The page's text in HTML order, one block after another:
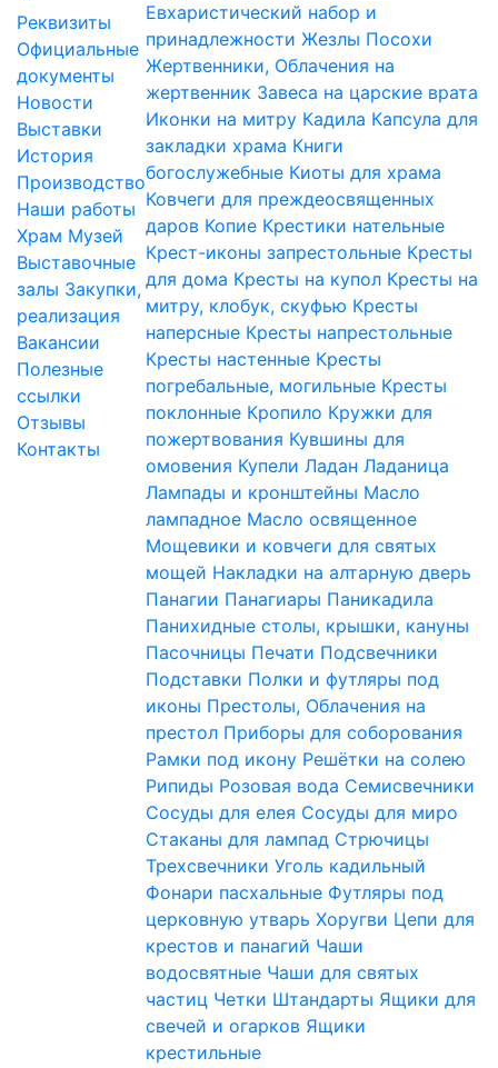
Реквизиты
Официальные
документы
Новости
Выставки
История
Производство
Наши работы
Храм Музей
Выставочные
залы Закупки,
реализация
Вакансии
Полезные
ссылки
Отзывы
Контакты
Евхаристический набор и
принадлежности Жезлы Посохи
Жертвенники, Облачения на
жертвенник Завеса на царские врата
Иконки на митру Кадила Капсула для
закладки храма Книги
богослужебные Киоты для храма
Ковчеги для преждеосвященных
даров Копие Крестики нательные
Крест-иконы запрестольные Кресты
для дома Кресты на купол Кресты на
митру, клобук, скуфью Кресты
наперсные Кресты напрестольные
Кресты настенные Кресты
погребальные, могильные Кресты
поклонные Кропило Кружки для
пожертвования Кувшины для
омовения Купели Ладан Ладаница
Лампады и кронштейны Масло
лампадное Масло освященное
Мощевики и ковчеги для святых
мощей Накладки на алтарную дверь
Панагии Панагиары Паникадила
Панихидные столы, крышки, кануны
Пасочницы Печати Подсвечники
Подставки Полки и футляры под
иконы Престолы, Облачения на
престол Приборы для соборования
Рамки под икону Решётки на солею
Рипиды Розовая вода Семисвечники
Сосуды для елея Сосуды для миро
Стаканы для лампад Стрючицы
Трехсвечники Уголь кадильный
Фонари пасхальные Футляры под
церковную утварь Хоругви Цепи для
крестов и панагий Чаши
водосвятные Чаши для святых
частиц Четки Штандарты Ящики для
свечей и огарков Ящики
крестильные